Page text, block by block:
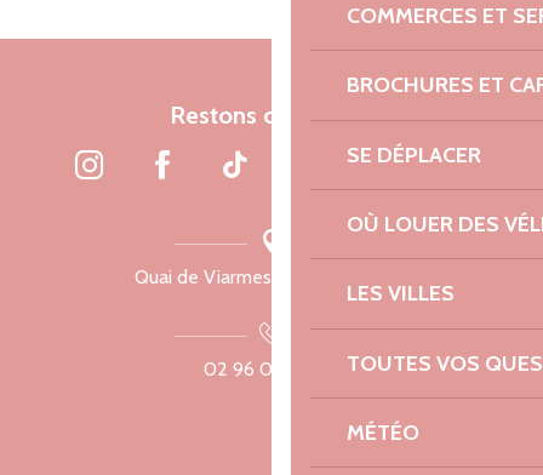
COMMERCES ET
BROCHURES ET
SE DÉPLACER
OÙ LOUER DES
LES VILLES
TOUTES VOS
MÉTÉO
Restons connectés
Quai de Viarmes, 22300 Lannion
02 96 05 60 70